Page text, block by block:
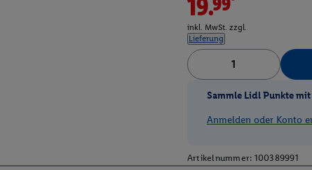
19.99*
inkl. MwSt. zzgl.
Lieferung
Sammle Lidl Punkte
Anmelden oder Konto
Artikelnummer: 100389991